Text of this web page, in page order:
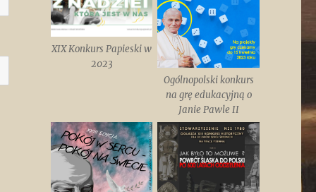
XIX Konkurs Papieski w
2023
Ogólnopolski konkurs
na grę edukacyjną o
Janie Pawle II